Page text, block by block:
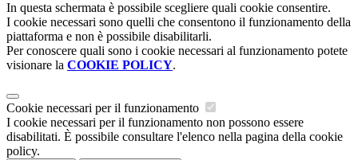
In questa schermata è possibile scegliere quali cookie consentire.
I cookie necessari sono quelli che consentono il funzionamento della
piattaforma e non è possibile disabilitarli.
Per conoscere quali sono i cookie necessari al funzionamento potete
visionare la COOKIE POLICY.
Cookie necessari per il funzionamento
I cookie necessari per il funzionamento non possono essere
disabilitati. È possibile consultare l'elenco nella pagina della cookie
policy.